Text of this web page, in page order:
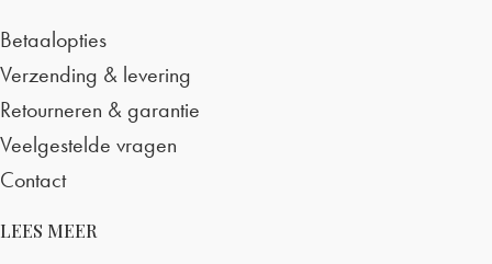
Betaalopties
Verzending & levering
Retourneren & garantie
Veelgestelde vragen
Contact
LEES MEER